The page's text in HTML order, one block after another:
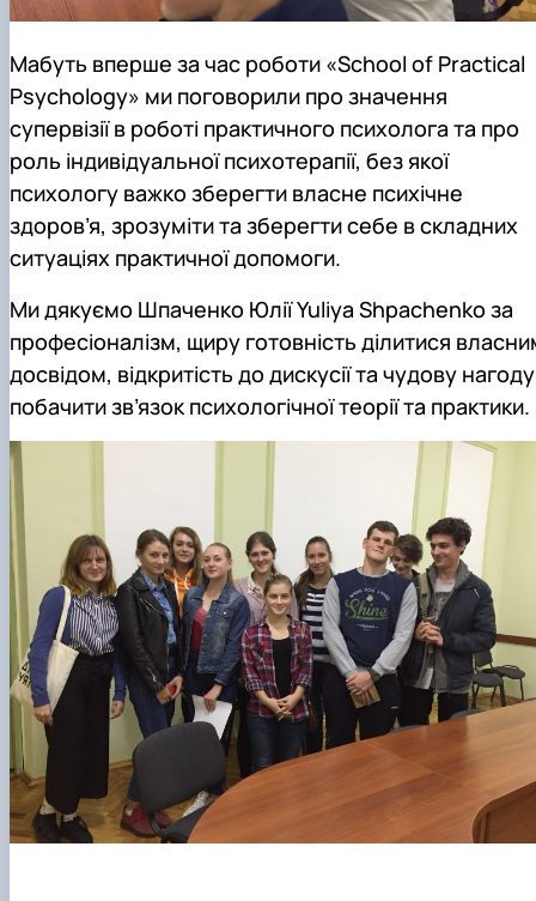
Мабуть вперше за час роботи «School of Practical
Psychology» ми поговорили про значення
супервізії в роботі практичного психолога та про
роль індивідуальної психотерапії, без якої
психологу важко зберегти власне психічне
здоров’я, зрозуміти та зберегти себе в складних
ситуаціях практичної допомоги.
Ми дякуємо Шпаченко Юлії Yuliya Shpachenko за
професіоналізм, щиру готовність ділитися
досвідом, відкритість до дискусії та чудову нагоду
побачити зв’язок психологічної теорії та практики.